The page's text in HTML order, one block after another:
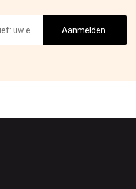
Aanmelden